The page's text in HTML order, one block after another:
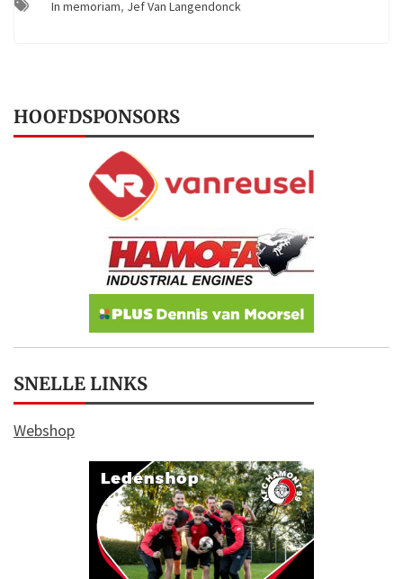
In memoriam, Jef Van Langendonck
HOOFDSPONSORS
SNELLE LINKS
Webshop